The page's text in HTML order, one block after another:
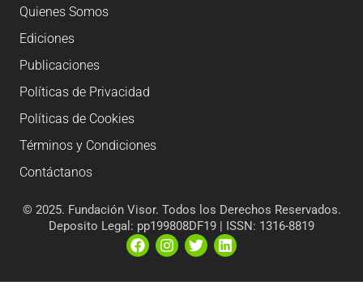
Quienes Somos
Ediciones
Publicaciones
Políticas de Privacidad
Políticas de Cookies
Términos y Condiciones
Contáctanos
© 2025. Fundación Visor. Todos los Derechos Reservados.
Deposito Legal: pp199808DF19 | ISSN: 1316-8819